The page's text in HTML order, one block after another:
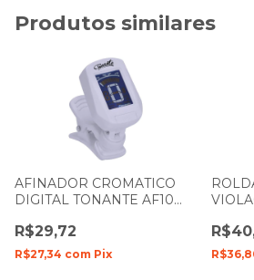
Produtos similares
AFINADOR CROMATICO
DIGITAL TONANTE AF10
R$29,72
R$27,34 com Pix